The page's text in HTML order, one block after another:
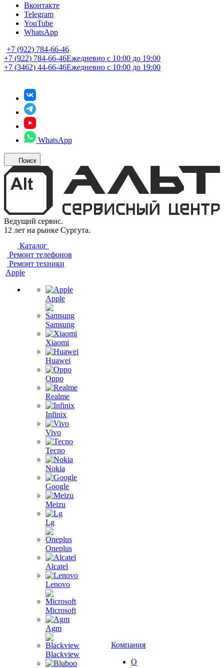
Вконтакте
Telegram
YouTube
WhatsApp
+7 (922) 784-66-46
+7 (922) 784-66-46Ежедневно с 10:00 до 19:00
+7 (3462) 44-66-46Ежедневно с 10:00 до 19:00
WhatsApp
Поиск
Ведущий сервис.
12 лет на рынке Сургута.
Каталог
Ремонт телефонов
Ремонт техники
Apple
Apple
Samsung
Xiaomi
Huawei
Oppo
Realme
Infinix
Vivo
Tecno
Nokia
Google
Meizu
Lg
Oneplus
Alcatel
Lenovo
Microsoft
Agm
Blackview
Компания
О